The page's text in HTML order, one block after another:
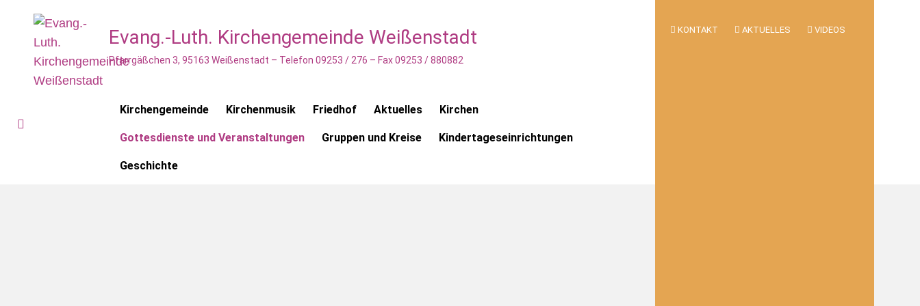
Evang.-Luth. Kirchengemeinde Weißenstadt
Pfarrgäßchen 3, 95163 Weißenstadt – Telefon 09253 / 276 – Fax 09253 / 880882
KONTAKT AKTUELLES VIDEOS
Kirchengemeinde Kirchenmusik Friedhof Aktuelles Kirchen
Gottesdienste und Veranstaltungen Gruppen und Kreise Kindertageseinrichtungen
Geschichte